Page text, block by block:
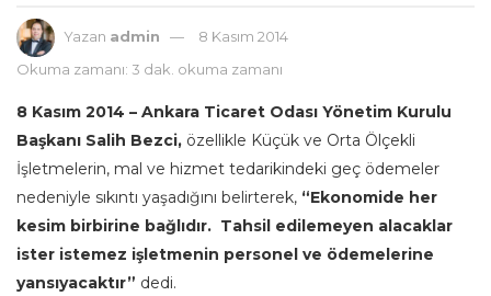
Yazan admin
8 Kasım 2014
Okuma zamanı: 3 dak. okuma zamanı
8 Kasım 2014 – Ankara Ticaret Odası Yönetim Kurulu
Başkanı Salih Bezci, özellikle Küçük ve Orta Ölçekli
İşletmelerin, mal ve hizmet tedarikindeki geç ödemeler
nedeniyle sıkıntı yaşadığını belirterek, “Ekonomide her
kesim birbirine bağlıdır. Tahsil edilemeyen alacaklar
ister istemez işletmenin personel ve ödemelerine
yansıyacaktır” dedi.